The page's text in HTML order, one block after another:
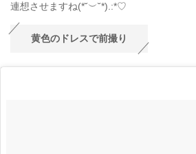
連想させますね(*˘︶˘*).:*♡
黄色のドレスで前撮り